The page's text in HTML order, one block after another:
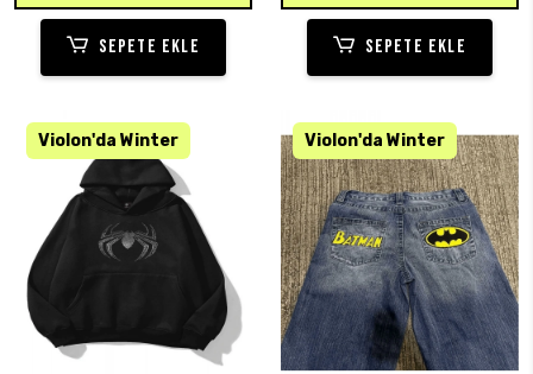
SEPETE EKLE SEPETE EKLE